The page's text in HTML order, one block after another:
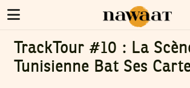
TrackTour #10 : La
Tunisienne Bat Ses